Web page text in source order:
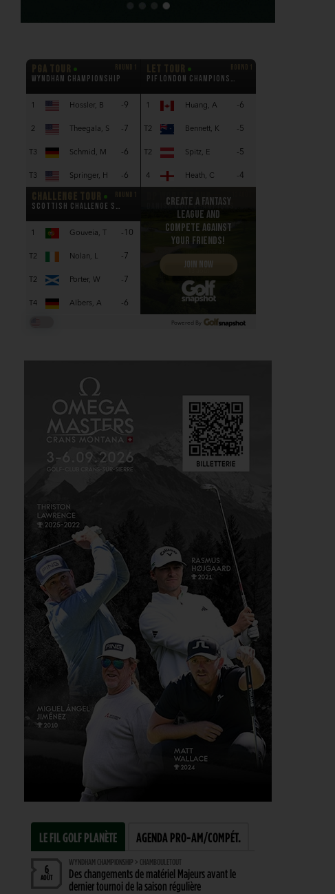
LE FIL GOLF PLANÈTE AGENDA PRO-AM/COMPÉT.
6
AOÛT
WYNDHAM CHAMPIONSHIP > CHAMBOULETOUT
Des changements de matériel Majeurs avant le
dernier tournoi de la saison régulière